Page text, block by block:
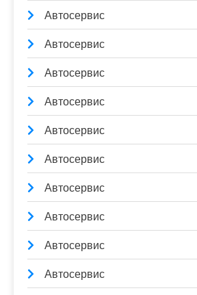
Автосервис
Автосервис
Автосервис
Автосервис
Автосервис
Автосервис
Автосервис
Автосервис
Автосервис
Автосервис